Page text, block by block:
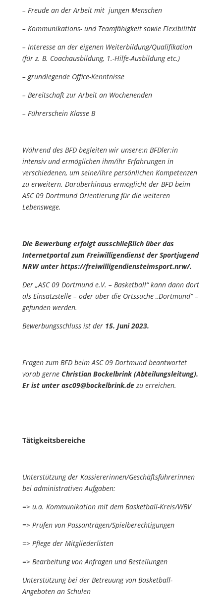
– Freude an der Arbeit mit jungen Menschen
– Kommunikations- und Teamfähigkeit sowie Flexibilität
– Interesse an der eigenen Weiterbildung/Qualifikation
(für z. B. Coachausbildung, 1.-Hilfe-Ausbildung etc.)
– grundlegende Office-Kenntnisse
– Bereitschaft zur Arbeit an Wochenenden
– Führerschein Klasse B
Während des BFD begleiten wir unsere:n BFDler:in
intensiv und ermöglichen ihm/ihr Erfahrungen in
verschiedenen, um seine/ihre persönlichen Kompetenzen
zu erweitern. Darüberhinaus ermöglicht der BFD beim
ASC 09 Dortmund Orientierung für die weiteren
Lebenswege.
Die Bewerbung erfolgt ausschließlich über das
Internetportal zum Freiwilligendienst der Sportjugend
NRW unter https://freiwilligendiensteimsport.nrw/.
Der „ASC 09 Dortmund e.V. – Basketball“ kann dann dort
als Einsatzstelle – oder über die Ortssuche „Dortmund“ –
gefunden werden.
Bewerbungsschluss ist der 15. Juni 2023.
Fragen zum BFD beim ASC 09 Dortmund beantwortet
vorab gerne Christian Bockelbrink (Abteilungsleitung).
Er ist unter asc09@bockelbrink.dezu erreichen.
Tätigkeitsbereiche
Unterstützung der Kassiererinnen/Geschäftsführerinnen
bei administrativen Aufgaben:
=> u.a. Kommunikation mit dem Basketball-Kreis/WBV
=> Prüfen von Passanträgen/Spielberechtigungen
=> Pflege der Mitgliederlisten
=> Bearbeitung von Anfragen und Bestellungen
Unterstützung bei der Betreuung von Basketball-
Angeboten an Schulen